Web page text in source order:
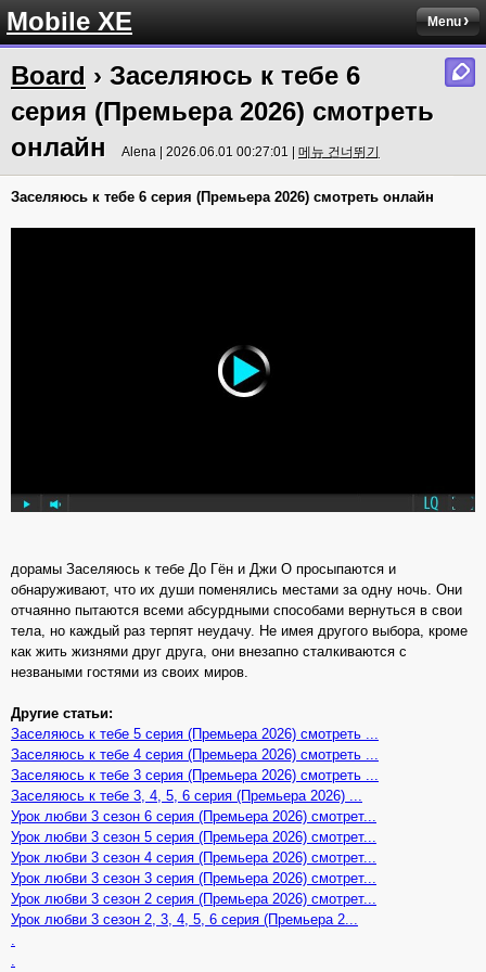
Mobile XE Menu
Board › Заселяюсь к тебе 6
серия (Премьера 2026) смотреть
онлайн
Alena | 2026.06.01 00:27:01 | 메뉴 건너뛰기
Заселяюсь к тебе 6 серия (Премьера 2026) смотреть онлайн
дорамы Заселяюсь к тебе До Гён и Джи О просыпаются и
обнаруживают, что их души поменялись местами за одну ночь. Они
отчаянно пытаются всеми абсурдными способами вернуться в свои
тела, но каждый раз терпят неудачу. Не имея другого выбора, кроме
как жить жизнями друг друга, они внезапно сталкиваются с
незваными гостями из своих миров.
Другие статьи:
Заселяюсь к тебе 5 серия (Премьера 2026) смотреть ...
Заселяюсь к тебе 4 серия (Премьера 2026) смотреть ...
Заселяюсь к тебе 3 серия (Премьера 2026) смотреть ...
Заселяюсь к тебе 3, 4, 5, 6 серия (Премьера 2026) ...
Урок любви 3 сезон 6 серия (Премьера 2026) смотрет...
Урок любви 3 сезон 5 серия (Премьера 2026) смотрет...
Урок любви 3 сезон 4 серия (Премьера 2026) смотрет...
Урок любви 3 сезон 3 серия (Премьера 2026) смотрет...
Урок любви 3 сезон 2 серия (Премьера 2026) смотрет...
Урок любви 3 сезон 2, 3, 4, 5, 6 серия (Премьера 2...